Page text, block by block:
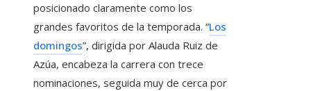
posicionado claramente como los
grandes favoritos de la temporada. “Los
domingos”, dirigida por Alauda Ruiz de
Azúa, encabeza la carrera con trece
nominaciones, seguida muy de cerca por